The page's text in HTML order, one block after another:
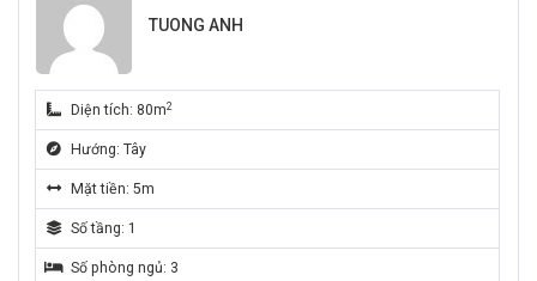
TUONG ANH
Diện tích: 80m2
Hướng: Tây
Mặt tiền: 5m
Số tầng: 1
Số phòng ngủ: 3